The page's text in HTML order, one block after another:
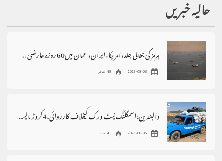
حالیہ خبریں
ہرمز کی بحالی جلد،امریکا،ایران، عمان میں60 روزہ عارضی معاہدہ
2026-08-05 48 مناظر
دالبندین:اسمگلنگ نیٹ ورک کیخلاف کارروائی،4کروڑ مالیت کا سامان ضبط
2026-08-05 45 مناظر